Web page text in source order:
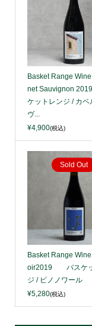
Basket Range
net Sauvignon
ケットレンジ / カベ
ヴ...
¥4,900(税込)
Sold Out
Basket Range
oir2019 バスケ
ジ / ピノノワール
¥5,280(税込)